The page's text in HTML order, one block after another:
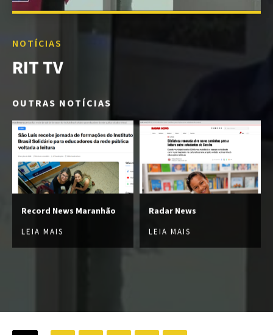
NOTÍCIAS
RIT TV
OUTRAS NOTÍCIAS
Record News Maranhão
LEIA MAIS
Radar News
LEIA MAIS